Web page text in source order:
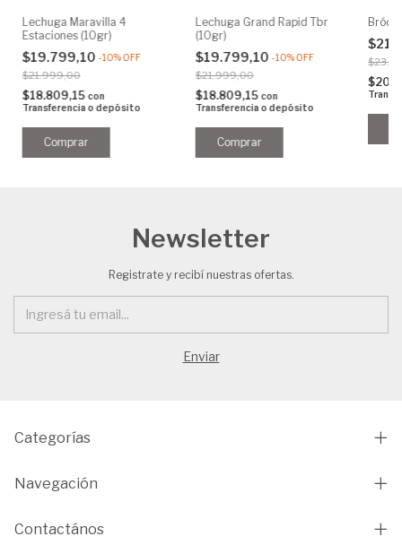
Lechuga Maravilla 4
Estaciones (10gr)
$19.799,10 -10%OFF
$21.999,00
$18.809,15 con
Transferencia o depósito
Lechuga Grand Rapid Tbr
(10gr)
$19.799,10 -10%OFF
$21.999,00
$18.809,15 con
Transferencia o depósito
Newsletter
Registrate y recibí nuestras ofertas.
Categorías
Navegación
Contactános